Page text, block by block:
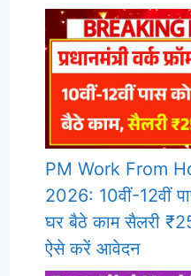
PM Work From
2026: 10वीं-12वीं
घर बैठे काम सैलरी
ऐसे करें आवेदन